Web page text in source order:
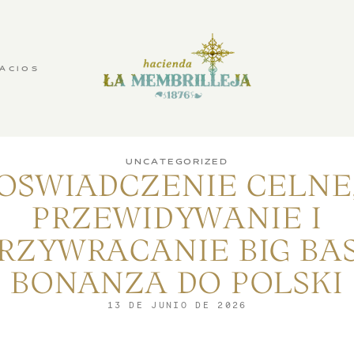
UNCATEGORIZED
PRZEWIDYWANIE I
BIG
BONANZA DO POLSKI
13 DE JUNIO DE 2026